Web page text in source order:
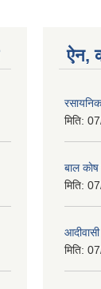
ऐन,
मिति:
बाल
मिति:
मिति: